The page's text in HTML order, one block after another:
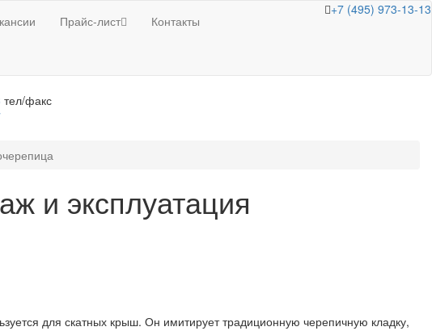
Прайс-лист Контакты
+7 (495) 973-13-13
тел/факс
и эксплуатация
для скатных крыш. Он имитирует традиционную черепичную кладку,